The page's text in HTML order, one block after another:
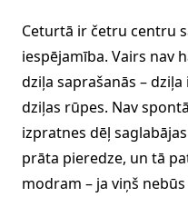
Ceturtā ir četru centru
iespējamība. Vairs nav
dziļa saprašanās –
dziļas rūpes. Nav
izpratnes dēļ
prāta pieredze, un tā
modram – ja viņš